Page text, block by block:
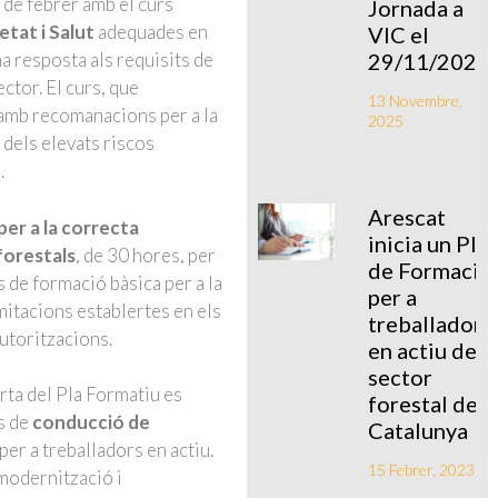
i Salut adequades en
resposta als requisits de
El curs, que
recomanacions per a la
elevats riscos
a la correcta
, de 30 hores, per
formació bàsica per a la
establertes en els
del Pla Formatiu es
de conducció de
a treballadors en actiu.
i
Jornada a
VIC el
29/11/2025
13 Novembre,
2025
Arescat
inicia un Pla
de Formació
per a
treballadors
en actiu del
sector
forestal de
Catalunya
15 Febrer, 2023